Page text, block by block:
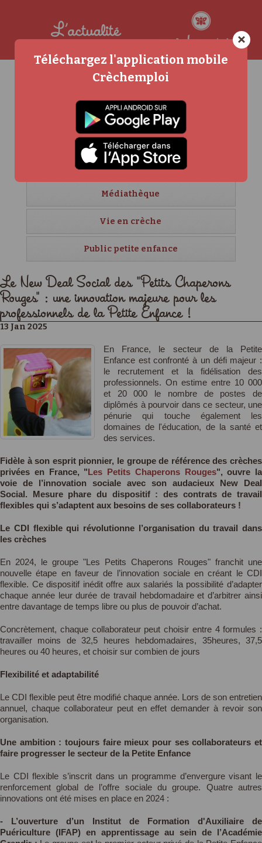
Agenda
Carrière et formation
Crèches étrangères
Créer sa crèche
Médiathèque
Vie en crèche
Public petite enfance
Le New Deal Social des "Petits Chaperons
Rouges" : une innovation majeure pour les
professionnels de la Petite Enfance !
13 Jan 2025
En France, le secteur de la Petite
Enfance est confronté à un défi majeur :
le recrutement et la fidélisation des
professionnels. On estime entre 10 000
et 20 000 le nombre de postes de
diplômés à pourvoir dans ce secteur, une
pénurie qui touche également les
domaines de l'éducation, de la santé et
des services.
Fidèle à son esprit pionnier, le groupe de référence des crèches
privées en France, " Les Petits Chaperons Rouges", ouvre la
voie de l’innovation sociale avec son audacieux New Deal
Social. Mesure phare du dispositif : des contrats de travail
flexibles qui s’adaptent aux besoins de ses collaborateurs !
Le CDI flexible qui révolutionne l’organisation du travail dans
les crèches
En 2024, le groupe "Les Petits Chaperons Rouges" franchit une
nouvelle étape en faveur de l’innovation sociale en créant le CDI
flexible. Ce dispositif inédit offre aux salariés la possibilité d’adapter
chaque année leur durée de travail hebdomadaire et d’arbitrer ainsi
entre davantage de temps libre ou plus de pouvoir d’achat.
Concrètement, chaque collaborateur peut choisir entre 4 formules :
travailler moins de 32,5 heures hebdomadaires, 35heures, 37,5
heures ou 40 heures, et choisir sur combien de jours
Flexibilité et adaptabilité
Le CDI flexible peut être modifié chaque année. Lors de son entretien
annuel, chaque collaborateur peut en effet demander à revoir son
organisation.
Une ambition : toujours faire mieux pour ses collaborateurs et
faire progresser le secteur de la Petite Enfance
Le CDI flexible s’inscrit dans un programme d’envergure visant le
renforcement global de l’offre sociale du groupe. Quatre autres
innovations ont été mises en place en 2024 :
- L’ouverture d’un Institut de Formation d'Auxiliaire de
Puériculture (IFAP) en apprentissage au sein de l’Académie
×
Téléchargez l'application mobile
Crèchemploi